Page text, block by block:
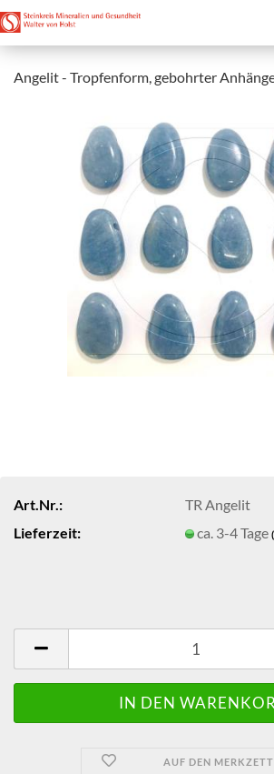
Angelit - Tropfenform, gebohrter
Art.Nr.:
TR Angelit
Lieferzeit:
ca. 3-4 Tage
AUF DEN